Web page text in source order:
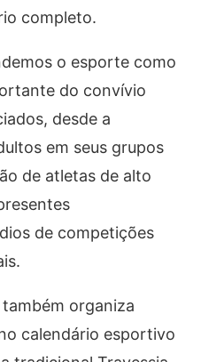
completo.
o esporte como
do convívio
desde a
em seus grupos
de atletas de alto
de competições
organiza
calendário esportivo